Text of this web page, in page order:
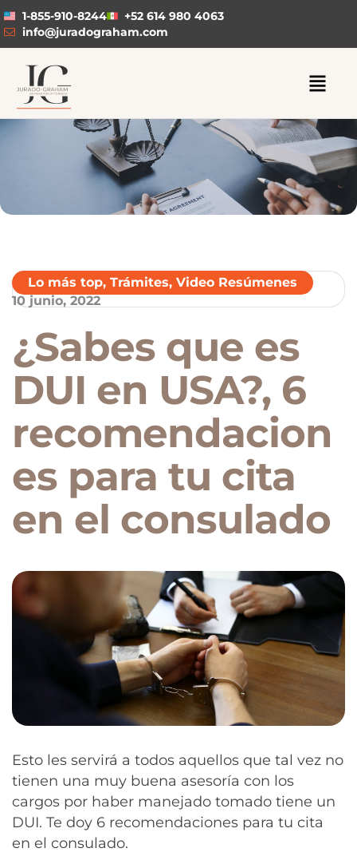
1-855-910-8244
+52 614 980 4063
info@juradograham.com
Lo más top, Trámites, Video Resúmenes
10 junio, 2022
¿Sabes que es
DUI en USA?, 6
recomendacion
es para tu cita
en el consulado
Esto les servirá a todos aquellos que tal vez no
tienen una muy buena asesoría con los
cargos por haber manejado tomado tiene un
DUI. Te doy 6 recomendaciones para tu cita
en el consulado.